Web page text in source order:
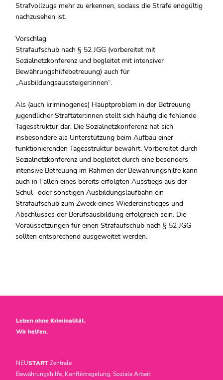
Strafvollzugs mehr zu erkennen, sodass die Strafe endgültig
nachzusehen ist.
Vorschlag
Strafaufschub nach § 52 JGG (vorbereitet mit
Sozialnetzkonferenz und begleitet mit intensiver
Bewährungshilfebetreuung) auch für
„Ausbildungsaussteiger:innen“.
Als (auch kriminogenes) Hauptproblem in der Betreuung
jugendlicher Straftäter:innen stellt sich häufig die fehlende
Tagesstruktur dar. Die Sozialnetzkonferenz hat sich
insbesondere als Unterstützung beim Aufbau einer
funktionierenden Tagesstruktur bewährt. Vorbereitet durch
Sozialnetzkonferenz und begleitet durch eine besonders
intensive Betreuung im Rahmen der Bewährungshilfe kann
auch in Fällen eines bereits erfolgten Ausstiegs aus der
Schul- oder sonstigen Ausbildungslaufbahn ein
Strafaufschub zum Zweck eines Wiedereinstieges und
Abschlusses der Berufsausbildung erfolgreich sein. Die
Voraussetzungen für einen Strafaufschub nach § 52 JGG
sollten entsprechend ausgeweitet werden.
Leben ohne Kriminalität.
Wir helfen.
NEUSTARTZentrale
Bewährungshilfe, Konfliktregelung, Soziale Arbeit